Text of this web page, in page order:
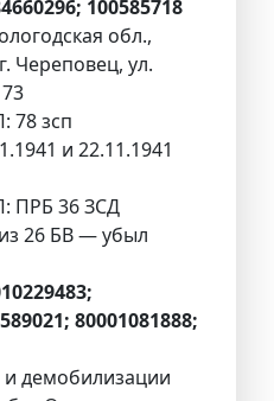
100585718
обл.,
Череповец, ул.
78 зсп
и 22.11.1941
ПРБ 36 ЗСД
26 БВ — убыл
80001081888;
и демобилизации